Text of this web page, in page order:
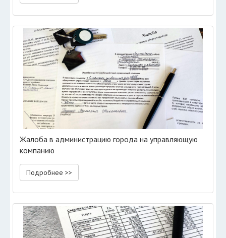
Жалоба в администрацию города на управляющую
компанию
Подробнее >>